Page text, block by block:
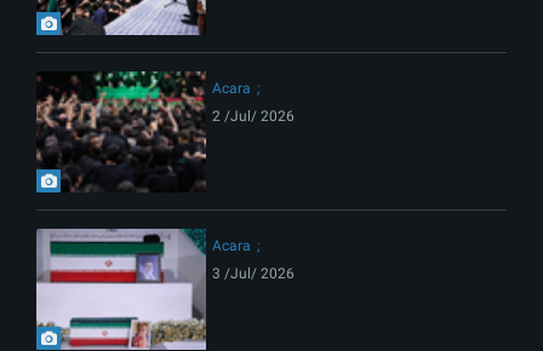
Acara
2 /Jul/ 2026
Acara
3 /Jul/ 2026